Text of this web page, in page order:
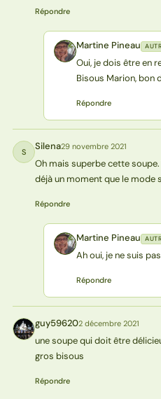
Répondre
MP Martine Pineau
Oui, je dois être en
Bisous Marion, bon
Répondre
S Silena29 novembre 2021
Oh mais superbe cette
déjà un moment que le mode
Répondre
MP Martine Pineau
Ah oui, je ne suis
Répondre
G guy596202 décembre 2021
une soupe qui doit être
gros bisous
Répondre